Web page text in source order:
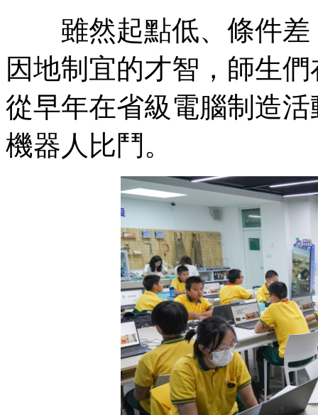
雖然起點低、條件差
因地制宜的才智，師生
從早年在省級電腦制造
機器人比鬥。